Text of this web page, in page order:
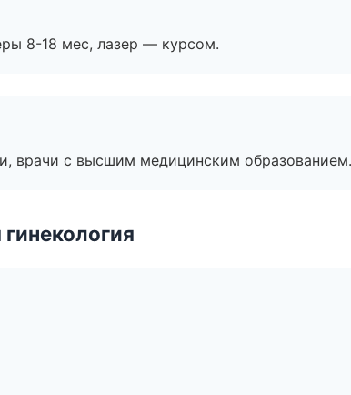
8-18 мес, лазер — курсом.
врачи с высшим медицинским образованием.